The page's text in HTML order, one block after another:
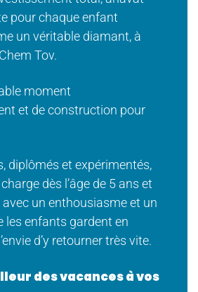
pour chaque enfant
un véritable diamant, à
Tov.
moment
et de construction pour
diplômés et expérimentés,
dès l’âge de 5 ans et
avec un enthousiasme et un
les enfants gardent en
d’y retourner très vite.
des vacances à vos